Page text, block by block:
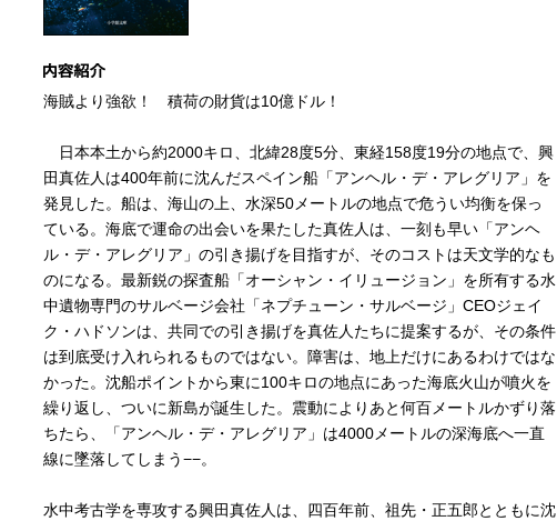
海賊より強欲！ 積荷の財貨は10億ドル！
日本本土から約2000キロ、北緯28度5分、東経158度19分の地点で、興
田真佐人は400年前に沈んだスペイン船「アンヘル・デ・アレグリア」を
発見した。船は、海山の上、水深50メートルの地点で危うい均衡を保っ
ている。海底で運命の出会いを果たした真佐人は、一刻も早い「アンヘ
ル・デ・アレグリア」の引き揚げを目指すが、そのコストは天文学的なも
のになる。最新鋭の探査船「オーシャン・イリュージョン」を所有する水
中遺物専門のサルベージ会社「ネプチューン・サルベージ」CEOジェイ
ク・ハドソンは、共同での引き揚げを真佐人たちに提案するが、その条件
は到底受け入れられるものではない。障害は、地上だけにあるわけではな
かった。沈船ポイントから東に100キロの地点にあった海底火山が噴火を
繰り返し、ついに新島が誕生した。震動によりあと何百メートルかずり落
ちたら、「アンヘル・デ・アレグリア」は4000メートルの深海底へ一直
線に墜落してしまう−−。
水中考古学を専攻する興田真佐人は、四百年前、祖先・正五郎とともに沈